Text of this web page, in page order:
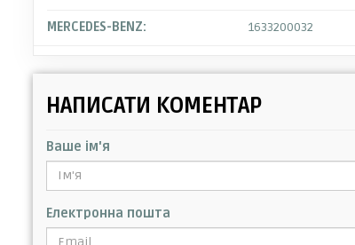
MERCEDES-BENZ: 1633200032
НАПИСАТИ КОМЕНТАР
Ваше ім'я
Електронна пошта